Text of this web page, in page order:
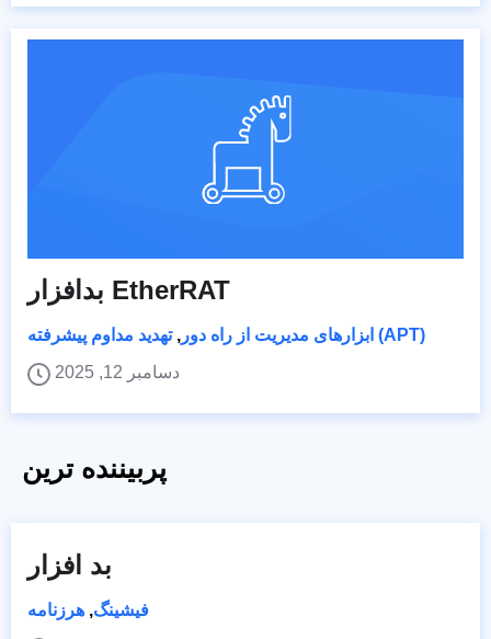
بدافزار EtherRAT
ابزارهای مدیریت از راه دور ,
تهدید مداوم پیشرفته (APT)
دسامبر 12, 2025
پربیننده ترین
بد افزار
فیشینگ, هرزنامه